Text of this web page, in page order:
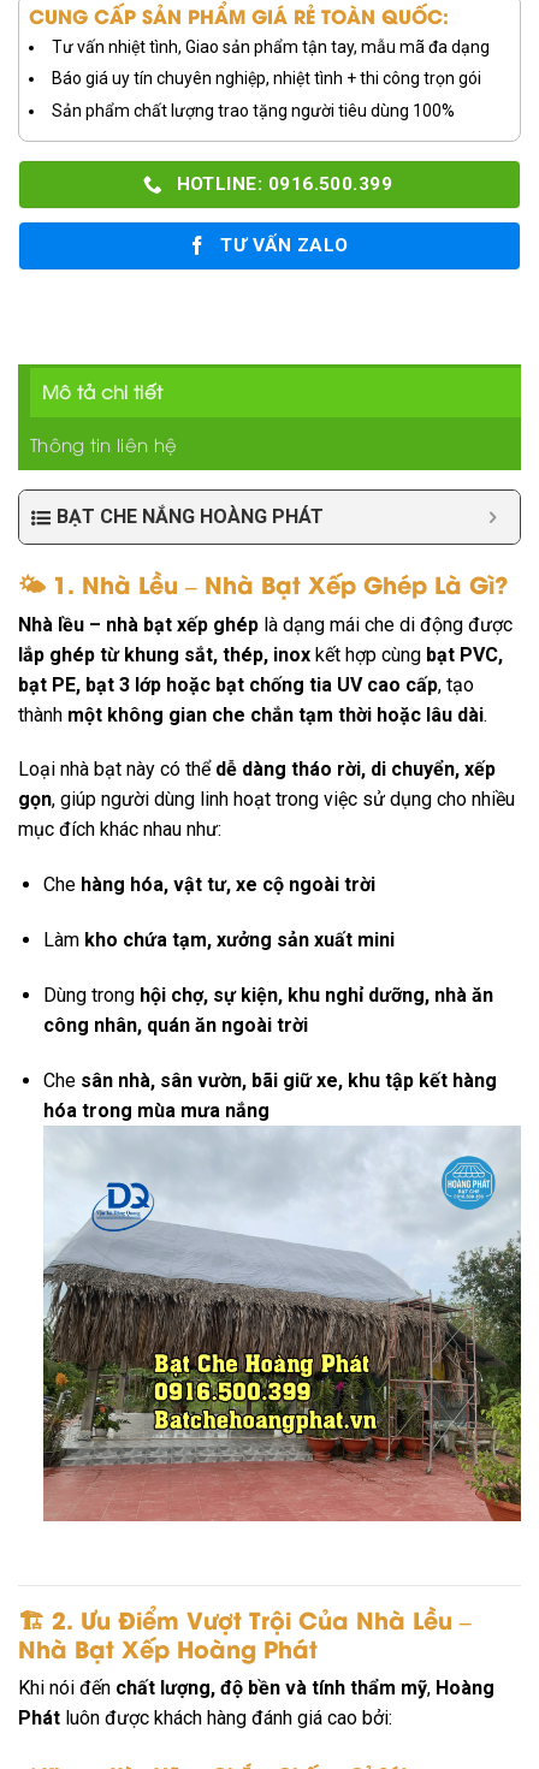
CUNG CẤP SẢN PHẨM GIÁ RẺ TOÀN QUỐC:
Tư vấn nhiệt tình, Giao sản phẩm tận tay, mẫu mã đa dạng
Báo giá uy tín chuyên nghiệp, nhiệt tình + thi công trọn gói
Sản phẩm chất lượng trao tặng người tiêu dùng 100%
HOTLINE: 0916.500.399
TƯ VẤN ZALO
Mô tả chi tiết
Thông tin liên hệ
BẠT CHE NẮNG HOÀNG PHÁT
🌤️ 1. Nhà Lều – Nhà Bạt Xếp Ghép Là Gì?
Nhà lều – nhà bạt xếp ghép là dạng mái che di động được
lắp ghép từ khung sắt, thép, inox kết hợp cùng bạt PVC,
bạt PE, bạt 3 lớp hoặc bạt chống tia UV cao cấp, tạo
thành một không gian che chắn tạm thời hoặc lâu dài.
Loại nhà bạt này có thể dễ dàng tháo rời, di chuyển, xếp
gọn, giúp người dùng linh hoạt trong việc sử dụng cho nhiều
mục đích khác nhau như:
Che hàng hóa, vật tư, xe cộ ngoài trời
Làm kho chứa tạm, xưởng sản xuất mini
Dùng trong hội chợ, sự kiện, khu nghỉ dưỡng, nhà ăn
công nhân, quán ăn ngoài trời
Che sân nhà, sân vườn, bãi giữ xe, khu tập kết hàng
hóa trong mùa mưa nắng
🏗️ 2. Ưu Điểm Vượt Trội Của Nhà Lều –
Nhà Bạt Xếp Hoàng Phát
Khi nói đến chất lượng, độ bền và tính thẩm mỹ, Hoàng
Phát luôn được khách hàng đánh giá cao bởi: